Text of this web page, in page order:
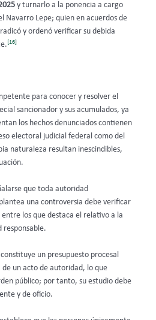
y turnarlo a la ponencia a cargo
Navarro Lepe; quien en acuerdos de
y ordenó verificar su debida
[16]
para conocer y resolver el
sancionador y sus acumulados, ya
los hechos denunciados contienen
electoral judicial federal como del
naturaleza resultan inescindibles,
que toda autoridad
una controversia debe verificar
entre los que destaca el relativo a la
responsable.
un presupuesto procesal
de un acto de autoridad, lo que
público; por tanto, su estudio debe
y de oficio.